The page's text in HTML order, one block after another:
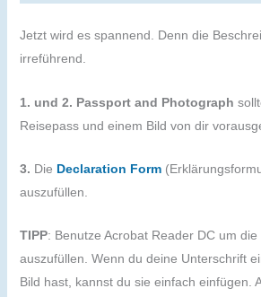
Jetzt wird es spannend. Denn die
irreführend.
1. und 2. Passport and Photograph
Reisepass und einem Bild von dir
3. Die Declaration Form
auszufüllen.
TIPP: Benutze Acrobat Reader DC um
auszufüllen. Wenn du deine Unterschrift
Bild hast, kannst du sie einfach einfügen.